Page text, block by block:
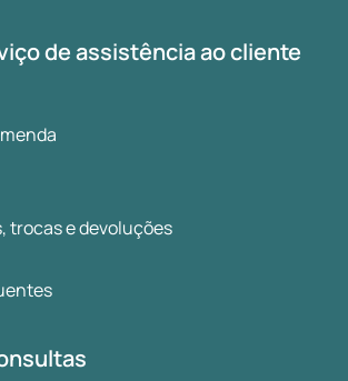
de assistência ao cliente
trocas e devoluções